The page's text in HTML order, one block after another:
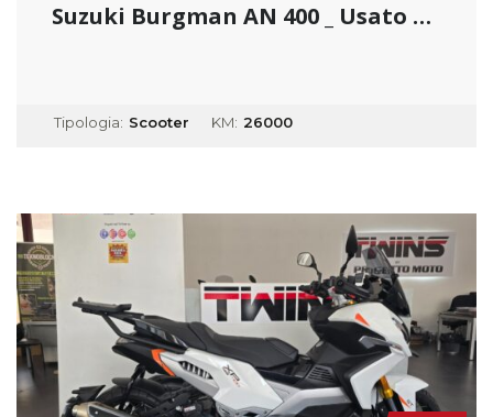
Suzuki Burgman AN 400 _ Usato Permutabile...
Tipologia: Scooter KM: 26000